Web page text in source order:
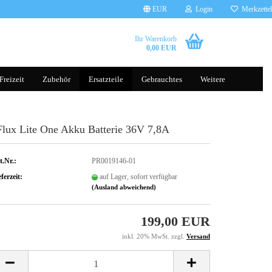
EUR Login Merkzettel
Ihr Warenkorb
0,00 EUR
Zubehör
Brillen
Handschuhe
Silikonhüllen
Ersatzteile
Tauchscooter
Gebrauchtes Weitere
Lite One Akku Batterie 36V 7,8A
PR0019146-01
auf Lager, sofort verfügbar
(Ausland abweichend)
199,00 EUR
inkl. 20% MwSt. zzgl. Versand